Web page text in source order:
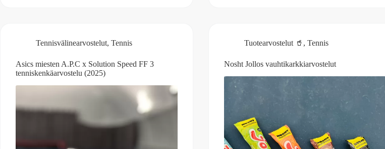
Tennisvälinearvostelut, Tennis
Asics miesten A.P.C x Solution Speed FF 3
tenniskenkäarvostelu (2025)
Tuotearvostelut 🥤 ,Tennis
Nosht Jollos vauhtikarkkiarvostelut